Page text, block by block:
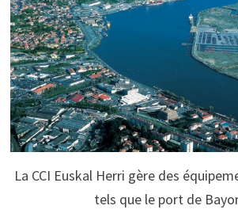
La CCI Euskal Herri gère des
tels que le port de